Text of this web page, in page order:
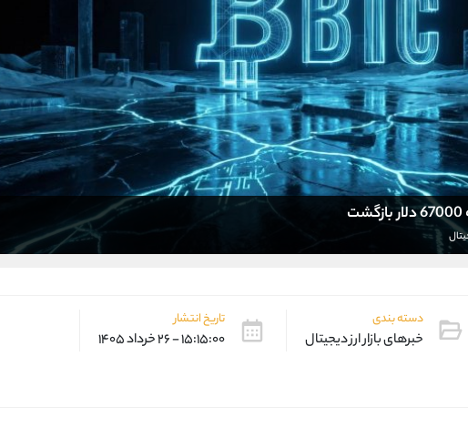
دسته بندی
خبرهای بازار ارز دیجیتال
تاریخ انتشار
۱۵:۱۵:۰۰ - ۲۶ خرداد ۱۴۰۵